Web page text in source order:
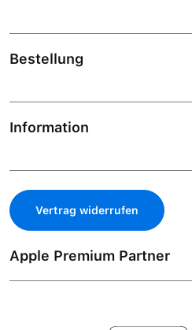
Bestellung
Information
Vertrag widerrufen
Apple Premium Partner